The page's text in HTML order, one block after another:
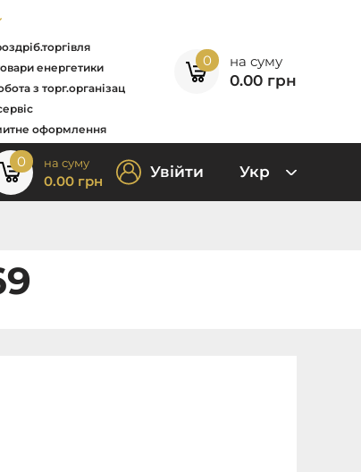
енергетики
з торг.організац
оформлення
0 на суму
0.00 грн
0 на суму
0.00 грн Увійти Укр